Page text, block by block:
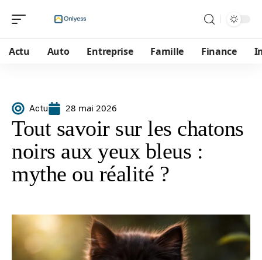
Actu Auto Entreprise Famille Finance
Actu 28 mai 2026
Tout savoir sur les chatons
noirs aux yeux bleus :
mythe ou réalité ?